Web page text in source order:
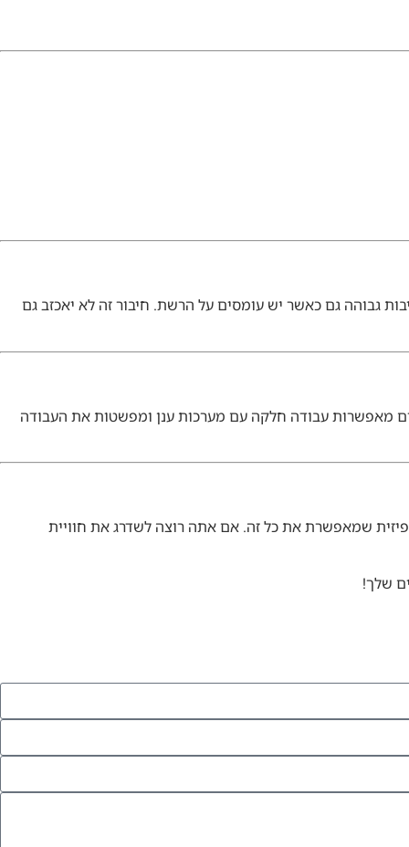
גבוהה גם כאשר יש עומסים על הרשת. חיבור זה לא יאכזב גם
מאפשרות עבודה חלקה עם מערכות ענן ומפשטות את העבודה
שמאפשרת את כל זה. אם אתה רוצה לשדרג את חוויית
שלך!